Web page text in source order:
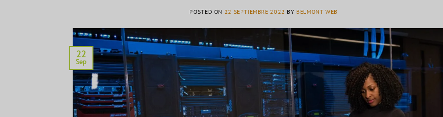
POSTED ON 22 SEPTIEMBRE 2022 BY BELMONT WEB
22
Sep